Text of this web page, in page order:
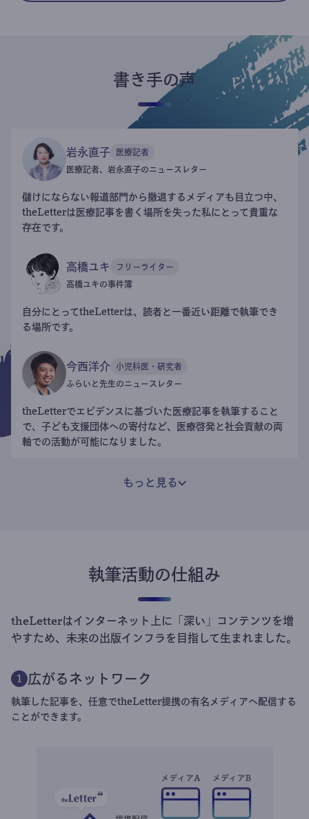
書き手の声
岩永直子 医療記者
医療記者、岩永直子のニュースレター
儲けにならない報道部門から撤退するメディアも目立つ中、
theLetterは医療記事を書く場所を失った私にとって貴重な
存在です。
高橋ユキ フリーライター
高橋ユキの事件簿
自分にとってtheLetterは、読者と一番近い距離で執筆でき
る場所です。
今西洋介 小児科医・研究者
ふらいと先生のニュースレター
theLetterでエビデンスに基づいた医療記事を執筆すること
で、子ども支援団体への寄付など、医療啓発と社会貢献の両
軸での活動が可能になりました。
もっと見る
執筆活動の仕組み
theLetterはインターネット上に「深い」コンテンツを増
やすため、未来の出版インフラを目指して生まれました。
1 広がるネットワーク
執筆した記事を、任意でtheLetter提携の有名メディアへ配信する
ことができます。